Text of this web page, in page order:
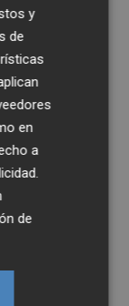
y Es
vida
en
en
El
dejó una
como
y
de
en
a
de